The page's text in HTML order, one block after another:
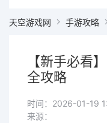
天空游戏网 手游攻略
【新手必看
全攻略
时间：2026-01-19
来源：